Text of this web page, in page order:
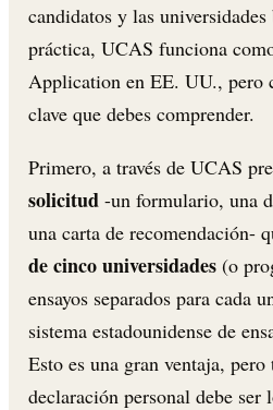
candidatos y las
práctica, UCAS funciona
Application en EE. UU., pero
clave que debes comprender.
Primero, a través de UCAS
solicitud -un formulario, una
una carta de recomendación-
de cinco universidades (o
ensayos separados para cada
sistema estadounidense de
Esto es una gran ventaja,
declaración personal debe ser